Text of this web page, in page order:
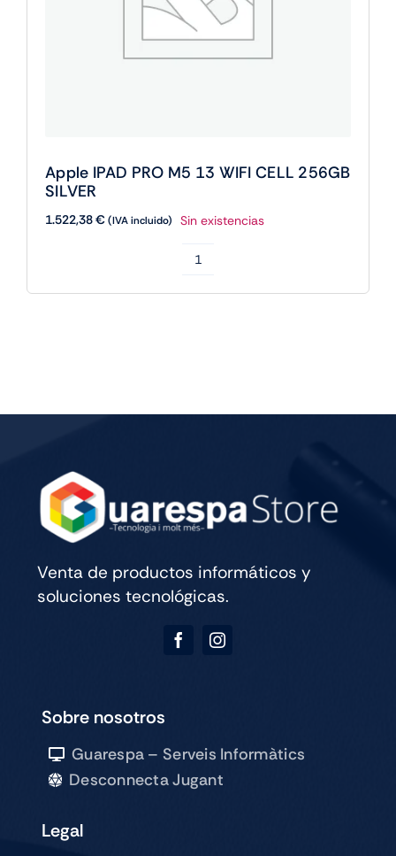
Apple IPAD PRO M5 13 WIFI CELL 256GB
SILVER
1.522,38€(IVA incluido) Sin existencias
IPAD
CELL
Venta de productos informáticos y
soluciones tecnológicas.
Sobre nosotros
Guarespa – Serveis Informàtics
Desconnecta Jugant
Legal